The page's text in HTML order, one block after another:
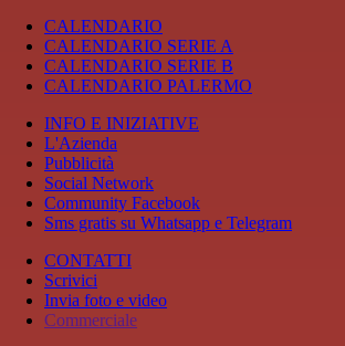
CALENDARIO
CALENDARIO SERIE A
CALENDARIO SERIE B
CALENDARIO PALERMO
INFO E INIZIATIVE
L'Azienda
Pubblicità
Social Network
Community Facebook
Sms gratis su Whatsapp e Telegram
CONTATTI
Scrivici
Invia foto e video
Commerciale